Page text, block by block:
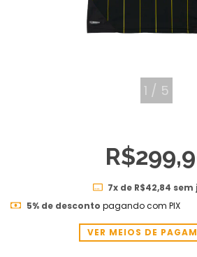
1 / 5
7x de R$42,84 sem
5% de desconto pagando com PIX
VER MEIOS DE